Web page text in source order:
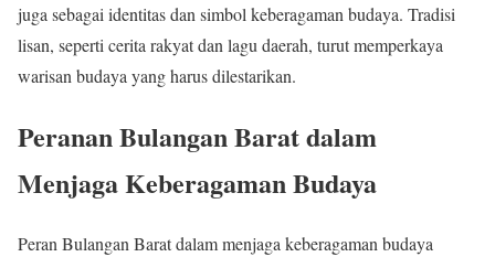
juga sebagai identitas dan simbol keberagaman budaya. Tradisi
lisan, seperti cerita rakyat dan lagu daerah, turut memperkaya
warisan budaya yang harus dilestarikan.
Peranan Bulangan Barat dalam
Menjaga Keberagaman Budaya
Peran Bulangan Barat dalam menjaga keberagaman budaya